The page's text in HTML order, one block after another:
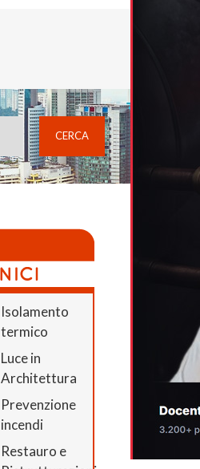
Isolamento
termico
Luce in
Architettura
Prevenzione
incendi
Restauro e